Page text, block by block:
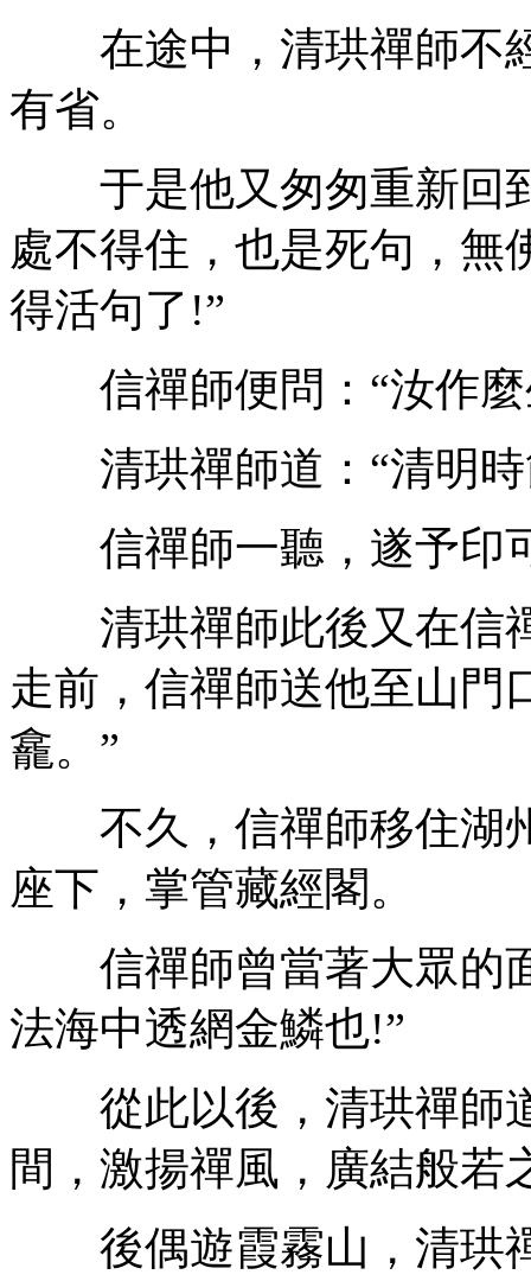
在途中，清珙禪師不
有省。
于是他又匆匆重新回
處不得住，也是死句，無
得活句了!”
信禪師便問：“汝作麼
清珙禪師道：“清明時
信禪師一聽，遂予印
清珙禪師此後又在信
走前，信禪師送他至山門
龕。”
不久，信禪師移住湖
座下，掌管藏經閣。
信禪師曾當著大眾的
法海中透網金鱗也!”
從此以後，清珙禪師
間，激揚禪風，廣結般若
後偶遊霞霧山，清珙